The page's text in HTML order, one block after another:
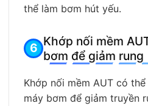
thể làm bơm hút yếu.
Khớp nối mềm
bơm để giảm rung
Khớp nối mềm AUT có
máy bơm để giảm truyền